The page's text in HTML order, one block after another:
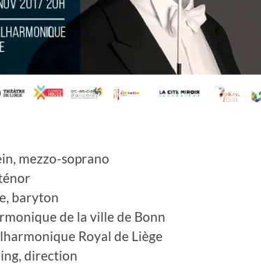
mezzo-soprano
baryton
de la ville de Bonn
Royal de Liège
direction